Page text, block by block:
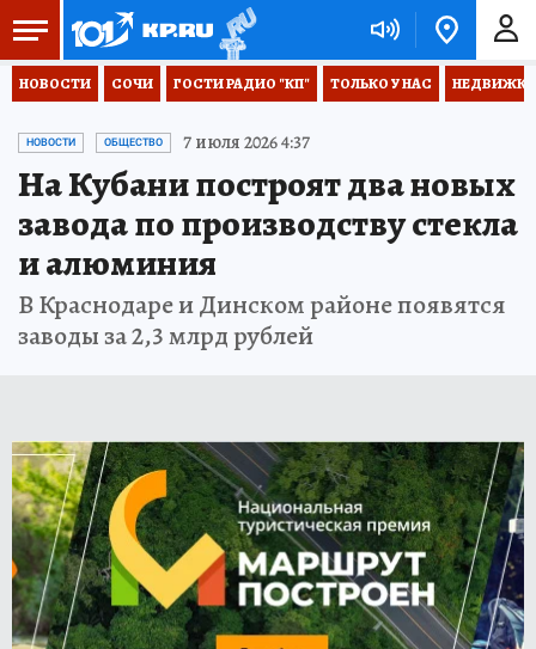
НОВОСТИ СОЧИ ГОСТИ РАДИО "КП" ТОЛЬКО У НАС НЕДВИЖКА
НОВОСТИ ОБЩЕСТВО 7 июля 2026 4:37
На Кубани построят два новых
завода по производству стекла
и алюминия
В Краснодаре и Динском районе появятся
заводы за 2,3 млрд рублей